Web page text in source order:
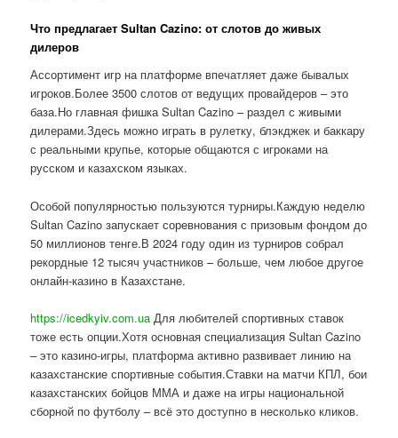
Что предлагает Sultan Cazino: от слотов до живых
дилеров
Ассортимент игр на платформе впечатляет даже бывалых
игроков.Более 3500 слотов от ведущих провайдеров – это
база.Но главная фишка Sultan Cazino – раздел с живыми
дилерами.Здесь можно играть в рулетку, блэкджек и баккару
с реальными крупье, которые общаются с игроками на
русском и казахском языках.
Особой популярностью пользуются турниры.Каждую неделю
Sultan Cazino запускает соревнования с призовым фондом до
50 миллионов тенге.В 2024 году один из турниров собрал
рекордные 12 тысяч участников – больше, чем любое другое
онлайн-казино в Казахстане.
https://icedkyiv.com.ua Для любителей спортивных ставок
тоже есть опции.Хотя основная специализация Sultan Cazino
– это казино-игры, платформа активно развивает линию на
казахстанские спортивные события.Ставки на матчи КПЛ, бои
казахстанских бойцов ММА и даже на игры национальной
сборной по футболу – всё это доступно в несколько кликов.